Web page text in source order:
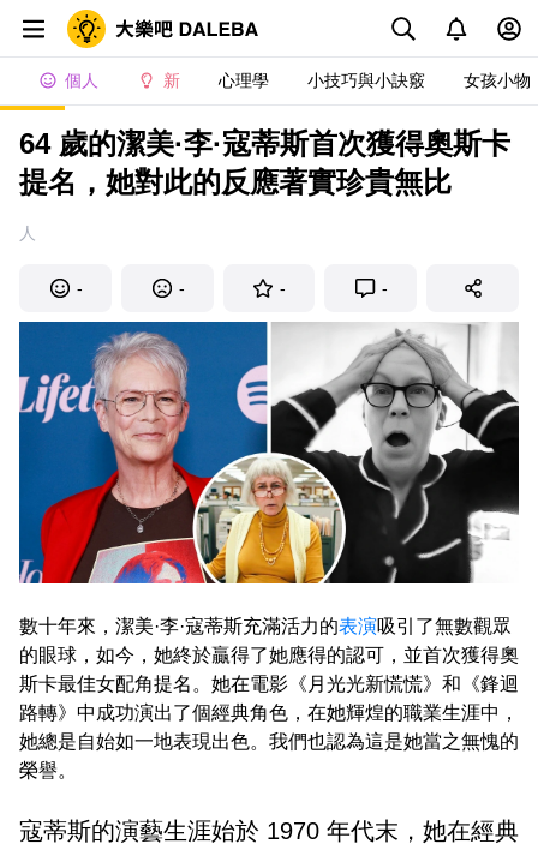
個人 新 心理學 小技巧與小訣竅 女孩小物
64 歲的潔美·李·寇蒂斯首次獲得奧斯卡
提名，她對此的反應著實珍貴無比
人
- - - -
數十年來，潔美·李·寇蒂斯充滿活力的表演吸引了無數觀眾
的眼球，如今，她終於贏得了她應得的認可，並首次獲得奧
斯卡最佳女配角提名。她在電影《月光光新慌慌》和《鋒迴
路轉》中成功演出了個經典角色，在她輝煌的職業生涯中，
她總是自始如一地表現出色。我們也認為這是她當之無愧的
榮譽。
寇蒂斯的演藝生涯始於 1970 年代末，她在經典